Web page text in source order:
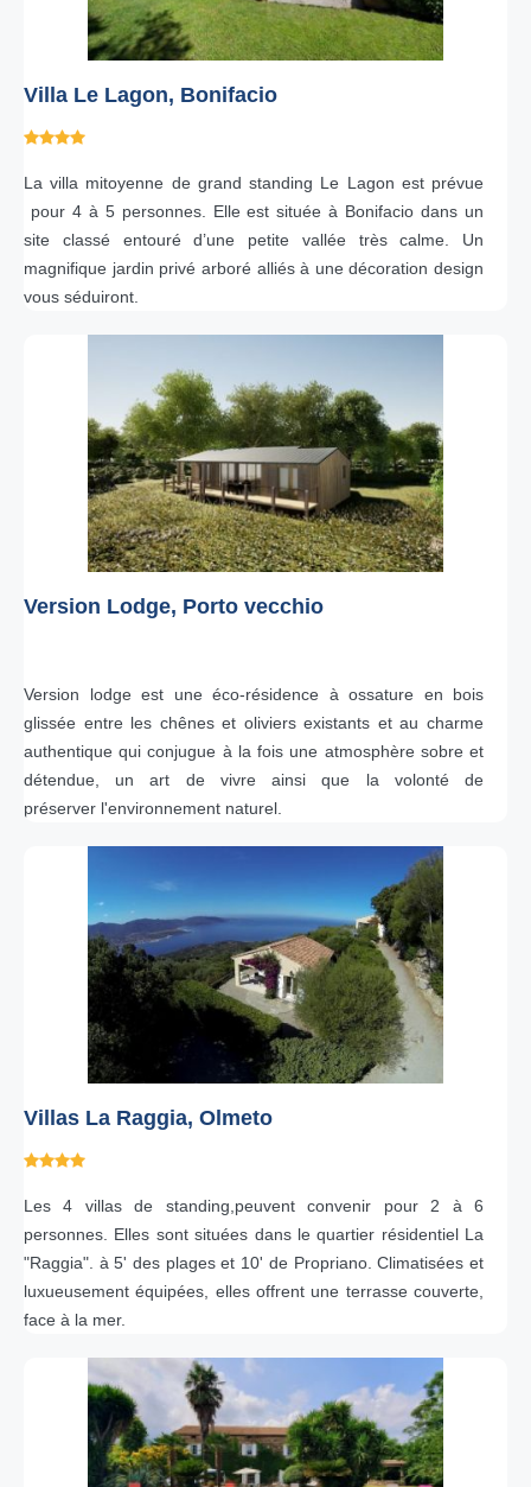
Villa Le Lagon, Bonifacio
La villa mitoyenne de grand standing Le Lagon est prévue
pour 4 à 5 personnes. Elle est située à Bonifacio dans un
site classé entouré d’une petite vallée très calme. Un
magnifique jardin privé arboré alliés à une décoration design
vous séduiront.
Version Lodge, Porto vecchio
Version lodge est une éco-résidence à ossature en bois
glissée entre les chênes et oliviers existants et au charme
authentique qui conjugue à la fois une atmosphère sobre et
détendue, un art de vivre ainsi que la volonté de
préserver l'environnement naturel.
Villas La Raggia, Olmeto
Les 4 villas de standing,peuvent convenir pour 2 à 6
personnes. Elles sont situées dans le quartier résidentiel La
"Raggia". à 5' des plages et 10' de Propriano. Climatisées et
luxueusement équipées, elles offrent une terrasse couverte,
face à la mer.